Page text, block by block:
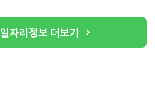
일자리정보 더보기